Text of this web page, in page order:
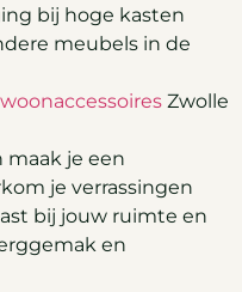
bij hoge kasten
meubels in de
woonaccessoires Zwolle
maak je een
je verrassingen
bij jouw ruimte en
en